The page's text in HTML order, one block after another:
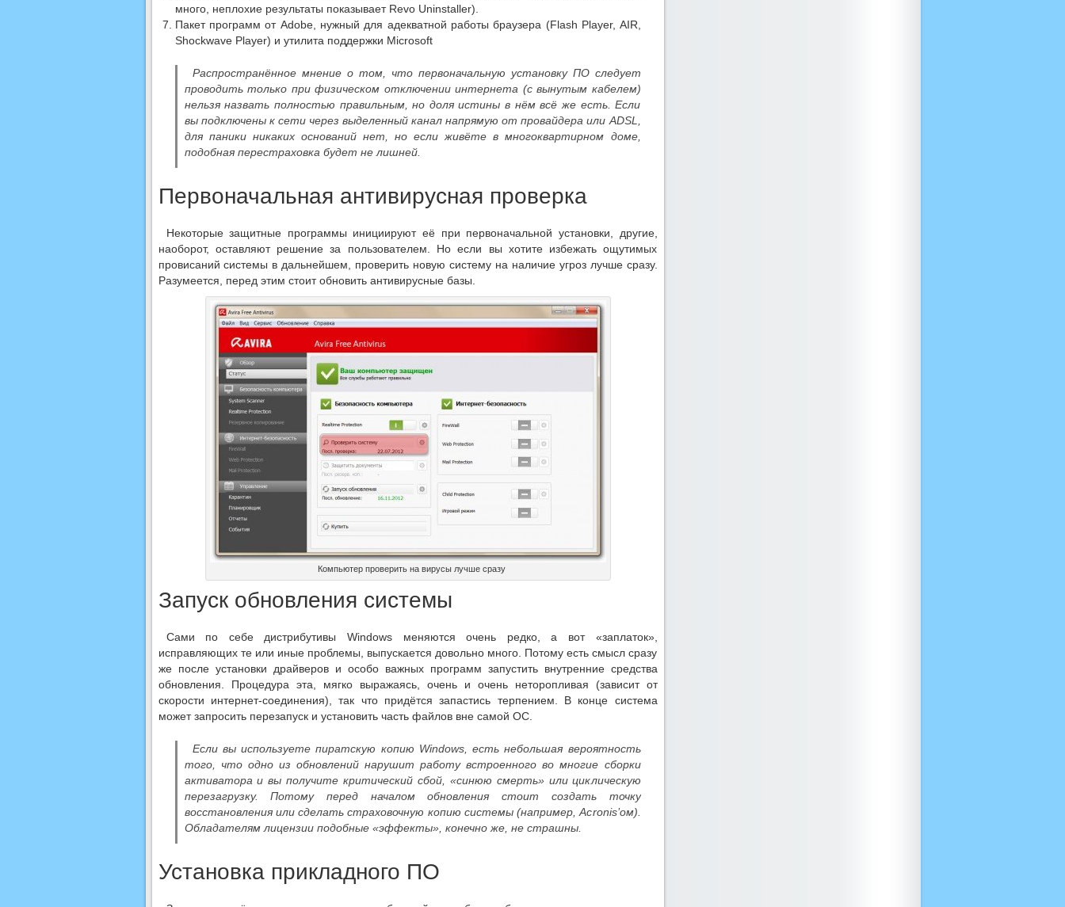
много, неплохие результаты показывает Revo Uninstaller).
Пакет программ от Adobe, нужный для адекватной работы браузера (Flash Player, AIR,
Shockwave Player) и утилита поддержки Microsoft
Распространённое мнение о том, что первоначальную установку ПО следует
проводить только при физическом отключении интернета (с вынутым кабелем)
нельзя назвать полностью правильным, но доля истины в нём всё же есть. Если
вы подключены к сети через выделенный канал напрямую от провайдера или ADSL,
для паники никаких оснований нет, но если живёте в многоквартирном доме,
подобная перестраховка будет не лишней.
Первоначальная антивирусная проверка
Некоторые защитные программы инициируют её при первоначальной установки, другие,
наоборот, оставляют решение за пользователем. Но если вы хотите избежать ощутимых
провисаний системы в дальнейшем, проверить новую систему на наличие угроз лучше сразу.
Разумеется, перед этим стоит обновить антивирусные базы.
Компьютер проверить на вирусы лучше сразу
Запуск обновления системы
Сами по себе дистрибутивы Windows меняются очень редко, а вот «заплаток»,
исправляющих те или иные проблемы, выпускается довольно много. Потому есть смысл сразу
же после установки драйверов и особо важных программ запустить внутренние средства
обновления. Процедура эта, мягко выражаясь, очень и очень неторопливая (зависит от
скорости интернет-соединения), так что придётся запастись терпением. В конце система
может запросить перезапуск и установить часть файлов вне самой ОС.
Если вы используете пиратскую копию Windows, есть небольшая вероятность
того, что одно из обновлений нарушит работу встроенного во многие сборки
активатора и вы получите критический сбой, «синюю смерть» или циклическую
перезагрузку. Потому перед началом обновления стоит создать точку
восстановления или сделать страховочную копию системы (например, Acronis’ом).
Обладателям лицензии подобные «эффекты», конечно же, не страшны.
Установка прикладного ПО